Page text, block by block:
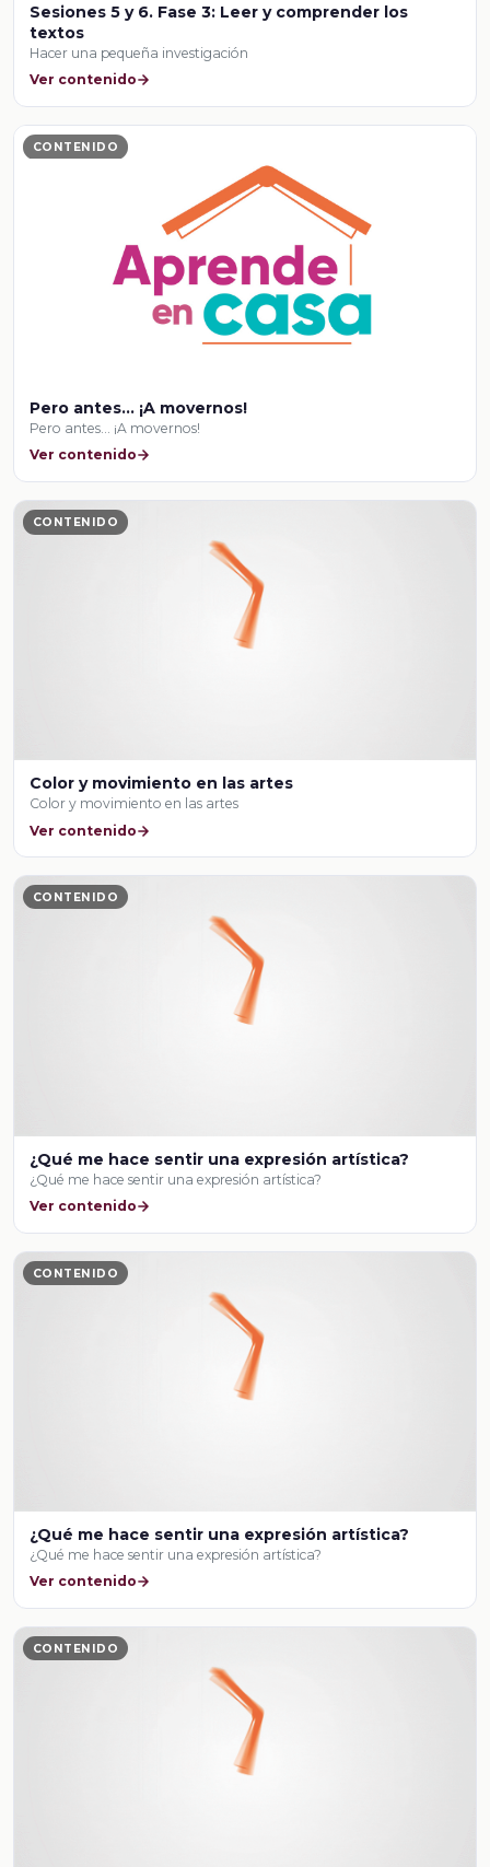
Sesiones 5 y 6. Fase 3: Leer y comprender los
textos
Hacer una pequeña investigación
Ver contenido
CONTENIDO
Pero antes… ¡A movernos!
Pero antes… ¡A movernos!
Ver contenido
CONTENIDO
Color y movimiento en las artes
Color y movimiento en las artes
Ver contenido
CONTENIDO
¿Qué me hace sentir una expresión artística?
¿Qué me hace sentir una expresión artística?
Ver contenido
CONTENIDO
¿Qué me hace sentir una expresión artística?
¿Qué me hace sentir una expresión artística?
Ver contenido
CONTENIDO